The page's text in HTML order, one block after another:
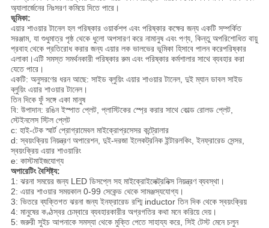
অ্যালার্জেনের নিঃসরণ কমিয়ে দিতে পারে।
ভূমিকা:
এয়ার শাওয়ার টানেল হল পরিষ্কার ওয়ার্কশপ এবং পরিষ্কার কক্ষের জন্য একটি সম্পর্কিত
সরঞ্জাম, যা শুধুমাত্র পৃষ্ঠ থেকে ধুলো অপসারণ করে নামানুষ এবং পণ্য, কিন্তু অপরিশোধিত বায়ু
প্রবাহ থেকে প্রতিরোধ করার জন্য এয়ার লক ভালভের ভূমিকা হিসাবে পালন করেপরিষ্কার
এলাকা।এটি সমস্ত সমর্থনকারী পরিষ্কার রুম এবং পরিষ্কার কর্মশালার সাথে ব্যবহার করা
যেতে পারে।
একটি: অনুসরণের ধরন আছে: সাইড ব্লুয়িং এয়ার শাওয়ার টানেল, দুই ম্যান ডাবল সাইড
ব্লুয়িং এয়ার শাওয়ার টানেল।
তিন দিকে ফুঁ সঙ্গে একা মানুষ
বি: উপাদান: রঙিন ইস্পাত প্লেট, প্লাস্টিকের স্প্রে করার সাথে কোল্ড রোলড প্লেট,
স্টেইনলেস স্টিল প্লেট
c: হাই-টেক স্মার্ট প্রোগ্রামেবল মাইক্রোপ্রসেসর কন্ট্রোলার
d: স্বয়ংক্রিয় নিয়ন্ত্রণ অপারেশন, দুই-দরজা ইলেকট্রনিক ইন্টারলকিং, ইনফ্রারেড সেন্সর,
স্বয়ংক্রিয় এয়ার শাওয়ারিং
e: কাস্টমাইজযোগ্য
অপারেটিং বৈশিষ্ট্য:
1: ঝরনা সময়ের জন্য LED ডিসপ্লে সহ মাইক্রোইলেক্ট্রনিক্স নিয়ন্ত্রণ ব্যবস্থা।
2: এয়ার শাওয়ার সময়কাল 0-99 সেকেন্ড থেকে সামঞ্জস্যযোগ্য।
3: ভিতরে ব্যক্তিগত ঝরনা জন্য ইনফ্রারেড রশ্মি inductor তিন দিক থেকে স্বয়ংক্রিয়
4: মানুষের কণ্ঠস্বর চেম্বারে ব্যবহারকারীর অগ্রগতির কথা মনে করিয়ে দেয়।
5: জরুরী সুইচ আপনাকে সমস্যা থেকে মুক্তি পেতে সাহায্য করে, সিই টেস্ট মেনে চলুন